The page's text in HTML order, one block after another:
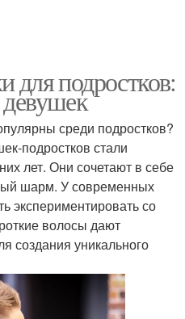
для подростков:
среди подростков?
подростков стали
лет. Они сочетают в себе
шарм. У современных
экспериментировать со
волосы дают
создания уникального